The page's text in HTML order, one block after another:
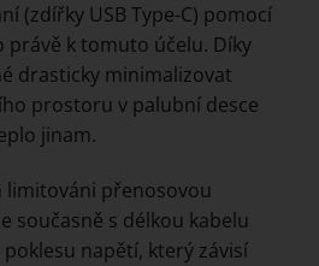
(zdířky USB Type-C) pomocí
právě k tomuto účelu. Díky
drasticky minimalizovat
prostoru v palubní desce
jinam.
limitováni přenosovou
současně s délkou kabelu
napětí, který závisí